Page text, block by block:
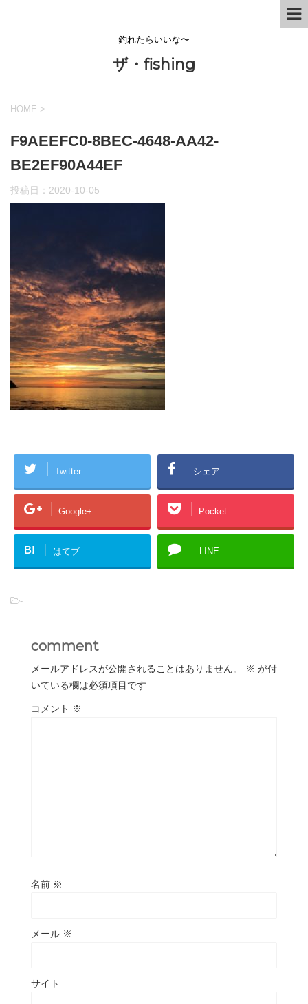
釣れたらいいな〜
ザ・fishing
HOME >
F9AEEFC0-8BEC-4648-AA42-
BE2EF90A44EF
投稿日： 2020-10-05
Twitter シェア
Google+ Pocket
B! はてブ LINE
-
comment
メールアドレスが公開されることはありません。 ※ が付
いている欄は必須項目です
コメント ※
名前 ※
メール ※
サイト